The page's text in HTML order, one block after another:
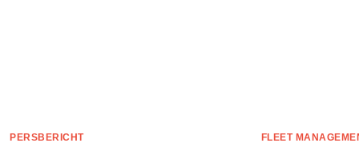
PERSBERICHT FLEET